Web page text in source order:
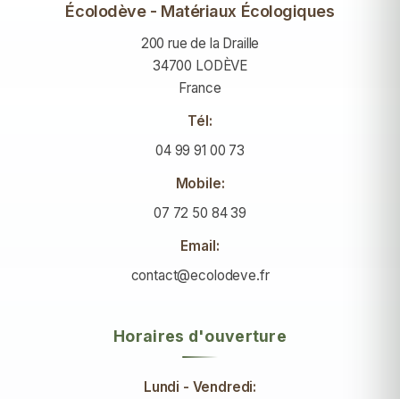
Écolodève - Matériaux Écologiques
200 rue de la Draille
34700 LODÈVE
France
Tél:
04 99 91 00 73
Mobile:
07 72 50 84 39
Email:
contact@ecolodeve.fr
Horaires d'ouverture
Lundi - Vendredi: